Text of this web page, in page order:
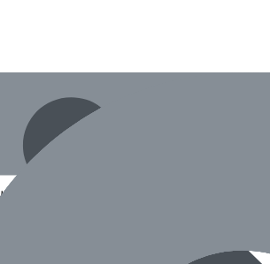
요
요